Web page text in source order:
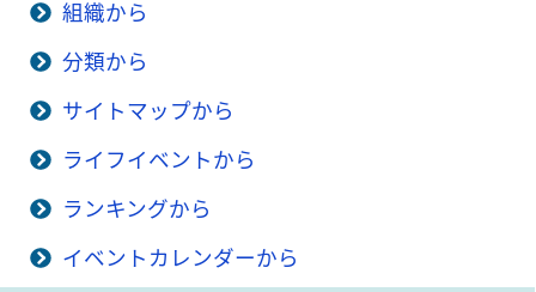
組織から
分類から
サイトマップから
ライフイベントから
ランキングから
イベントカレンダーから